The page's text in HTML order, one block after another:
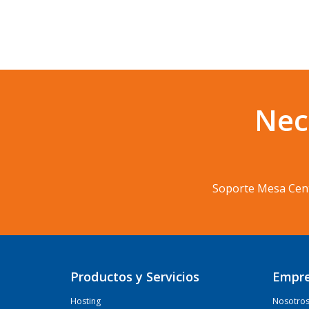
Soporte Mesa
Productos y Servicios
Hosting Nosotros